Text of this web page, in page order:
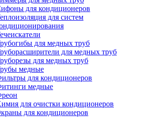
для кондиционеров
для систем
для медных труб
для медных труб
для медных труб
медные
для кондиционеров
медные
для очистки кондиционеров
для кондиционеров